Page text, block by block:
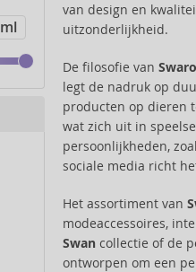
van design en
uitzonderlijkheid.
De filosofie van
legt de nadruk op
producten op dieren
wat zich uit in
persoonlijkheden,
sociale media richt
Het assortiment van
modeaccessoires,
Swancollectie of de
ontworpen om een